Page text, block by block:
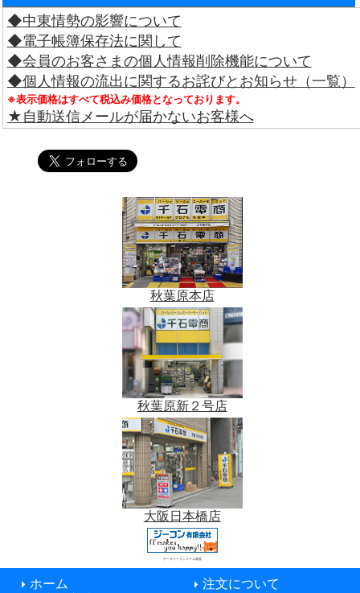
◆中東情勢の影響について
◆電子帳簿保存法に関して
◆会員のお客さまの個人情報削除機能について
◆個人情報の流出に関するお詫びとお知らせ（一覧）
※表示価格はすべて税込み価格となっております。
★自動送信メールが届かないお客様へ
秋葉原本店
秋葉原新２号店
大阪日本橋店
データベースシステム開発
ホーム
注文について